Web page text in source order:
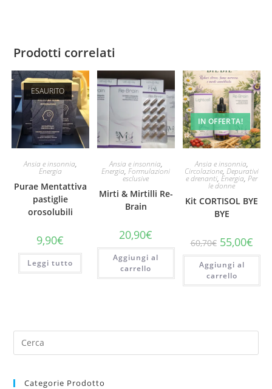
Prodotti correlati
ESAURITO
Ansia e insonnia,
Energia
Purae Mentattiva
pastiglie
orosolubili
9,90€
Leggi tutto
Ansia e insonnia,
Energia,Formulazioni
esclusive
Mirti & Mirtilli Re-
Brain
20,90€
Aggiungi al
carrello
IN OFFERTA!
Ansia e insonnia,
Circolazione,Depurativi
e drenanti,Energia,Per
le donne
Kit CORTISOL BYE
BYE
60,70€ Il
prezzo
originale
era:
60,70€.
55,00€Il
Aggiungi al
carrello
Categorie Prodotto